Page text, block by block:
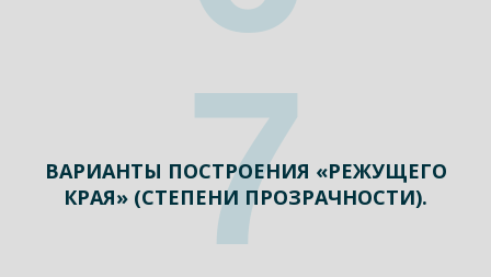
ВАРИАНТЫ ПОСТРОЕНИЯ «РЕЖУЩЕГО
КРАЯ» (СТЕПЕНИ ПРОЗРАЧНОСТИ).
7